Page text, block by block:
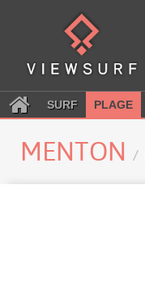
SURF PLAGE
MENTON